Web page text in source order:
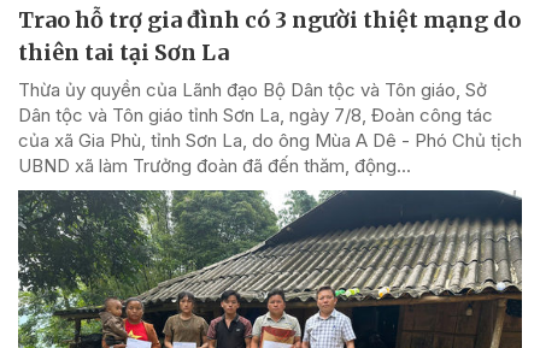
Trao hỗ trợ gia đình có 3 người thiệt mạng do
thiên tai tại Sơn La
Thừa ủy quyền của Lãnh đạo Bộ Dân tộc và Tôn giáo, Sở
Dân tộc và Tôn giáo tỉnh Sơn La, ngày 7/8, Đoàn công tác
của xã Gia Phù, tỉnh Sơn La, do ông Mùa A Dê - Phó Chủ tịch
UBND xã làm Trưởng đoàn đã đến thăm, động...